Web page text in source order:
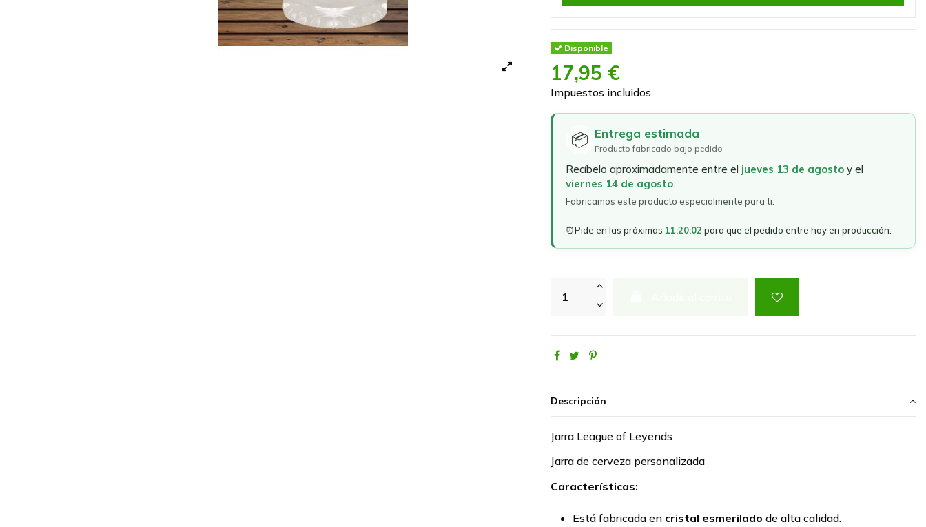
Disponible
17,95 €
Impuestos incluidos
📦 Entrega estimada
Producto fabricado bajo pedido
Recíbelo aproximadamente entre el jueves 13 de agostoy el
viernes 14 de agosto.
Fabricamos este producto especialmente para ti.
⏰Pide en las próximas 11:20:02 para que el pedido entre hoy en producción.
Descripción
Jarra League of Leyends
Jarra de cerveza personalizada
Características:
Está fabricada en cristal esmerilado de alta calidad.